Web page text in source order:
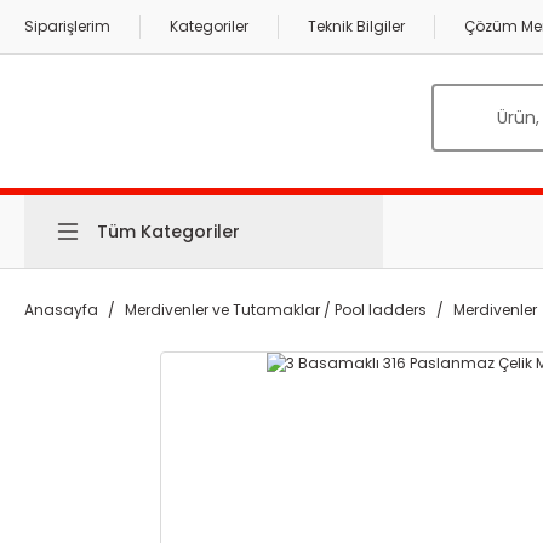
Siparişlerim Kategoriler Teknik Bilgiler Çözüm
Tüm Kategoriler
Anasayfa Merdivenler ve Tutamaklar / Pool ladders Merdivenler